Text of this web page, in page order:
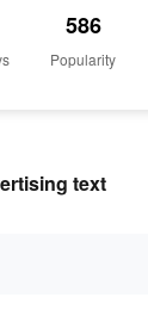
586
Popularity
text